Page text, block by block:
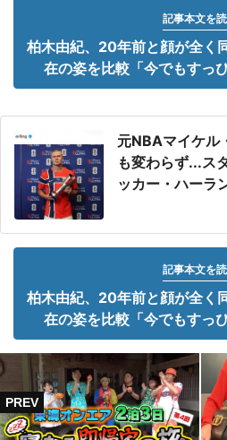
記事本文を
柏木由紀、20年前と顔が全
在の姿を比較「今でもすっ
元NBAマイケル
も変わらず...ス
ッカー・ハーラ
記事本文を
柏木由紀、20年前と顔が全
在の姿を比較「今でもすっ